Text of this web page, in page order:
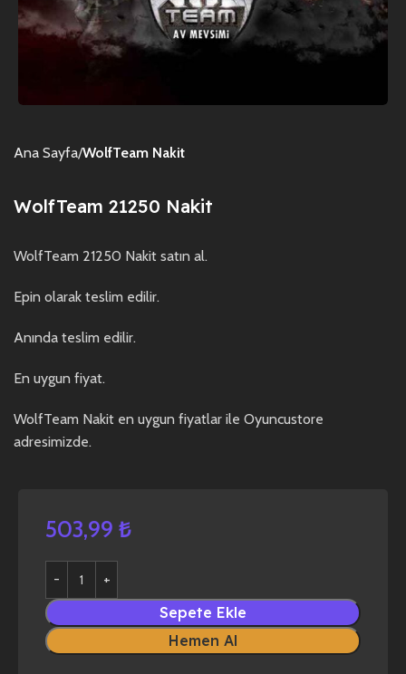
Ana Sayfa WolfTeam Nakit
WolfTeam 21250 Nakit
WolfTeam 21250 Nakit satın al.
Epin olarak teslim edilir.
Anında teslim edilir.
En uygun fiyat.
WolfTeam Nakit en uygun fiyatlar ile Oyuncustore
adresimizde.
503,99 ₺
Sepete Ekle
Hemen Al